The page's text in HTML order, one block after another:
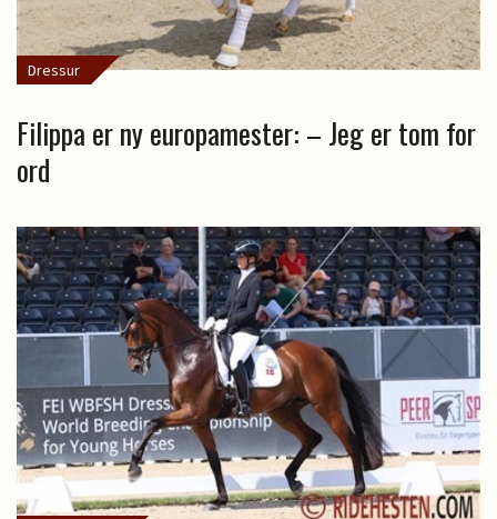
Dressur
Filippa er ny europamester: – Jeg er tom for
ord